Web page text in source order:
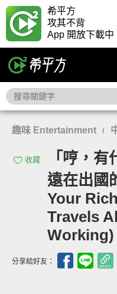
希平方
攻其不背
App 開放下載中
趣味 Entertainment /
收藏
「哼，
遠在出國
Your
Travels
Working)
分享給好友：